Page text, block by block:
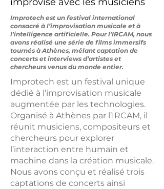
Improtech est un festival international
consacré à l’improvisation musicale et à
l’intelligence artificielle. Pour l’IRCAM, nous
avons réalisé une série de films immersifs
tournés à Athènes, mêlant captation de
concerts et interviews d’artistes et
chercheurs venus du monde entier.
Improtech est un festival unique
dédié à l’improvisation musicale
augmentée par les technologies.
Organisé à Athènes par l’IRCAM, il
réunit musiciens, compositeurs et
chercheurs pour explorer
l’interaction entre humain et
machine dans la création musicale.
Nous avons conçu et réalisé trois
captations de concerts ainsi